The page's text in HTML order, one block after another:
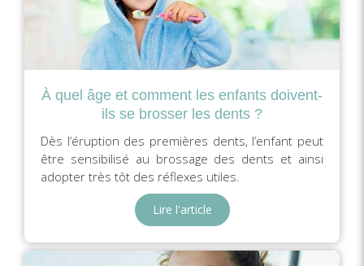
À quel âge et comment les enfants doivent-
ils se brosser les dents ?
Dès l’éruption des premières dents, l’enfant peut
être sensibilisé au brossage des dents et ainsi
adopter très tôt des réflexes utiles.
Lire l'article